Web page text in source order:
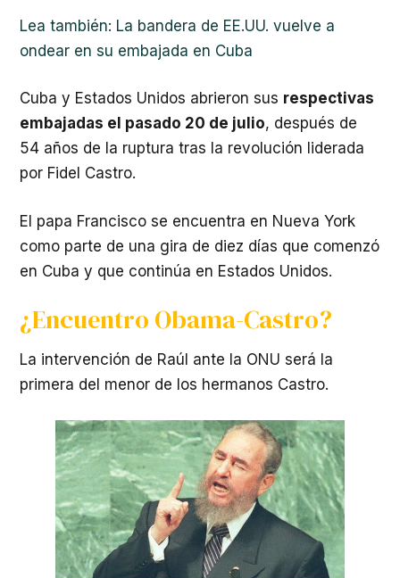
Lea también: La bandera de EE.UU. vuelve a
ondear en su embajada en Cuba
Cuba y Estados Unidos abrieron sus respectivas
embajadas el pasado 20 de julio, después de
54 años de la ruptura tras la revolución liderada
por Fidel Castro.
El papa Francisco se encuentra en Nueva York
como parte de una gira de diez días que comenzó
en Cuba y que continúa en Estados Unidos.
¿Encuentro Obama-Castro?
La intervención de Raúl ante la ONU será la
primera del menor de los hermanos Castro.